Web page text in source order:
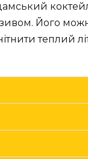
Його
теплий